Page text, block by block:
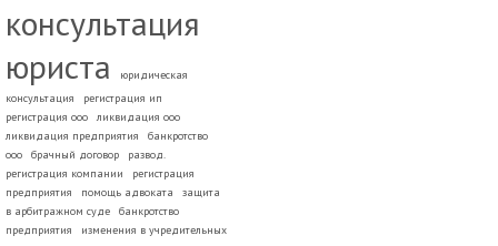
консультация
юриста
юридическая
консультация
регистрация ип
регистрация ооо
ликвидация ооо
ликвидация предприятия
банкротство
ооо
брачный договор
развод.
регистрация компании
регистрация
предприятия
помощь адвоката
защита
в арбитражном суде
банкротство
предприятия
изменения в учредительных